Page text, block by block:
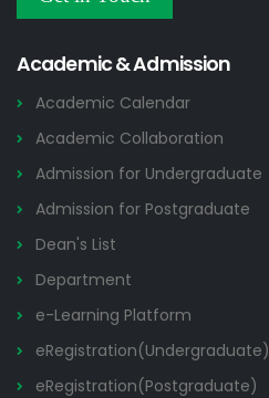
2026
Academic & Admission
Academic Calendar
Academic Collaboration
Admission for Undergraduate
Admission for Postgraduate
Dean's List
Department
e-Learning Platform
eRegistration(Undergraduate)
eRegistration(Postgraduate)